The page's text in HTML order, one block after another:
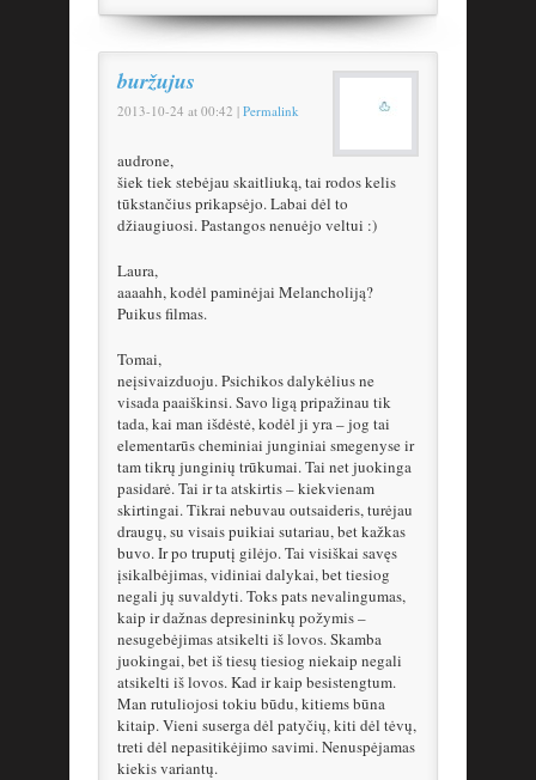
buržujus
2013-10-24 at 00:42 | Permalink
audrone,
šiek tiek stebėjau skaitliuką, tai rodos kelis
tūkstančius prikapsėjo. Labai dėl to
džiaugiuosi. Pastangos nenuėjo veltui :)
Laura,
aaaahh, kodėl paminėjai Melancholiją?
Puikus filmas.
Tomai,
neįsivaizduoju. Psichikos dalykėlius ne
visada paaiškinsi. Savo ligą pripažinau tik
tada, kai man išdėstė, kodėl ji yra – jog tai
elementarūs cheminiai junginiai smegenyse ir
tam tikrų junginių trūkumai. Tai net juokinga
pasidarė. Tai ir ta atskirtis – kiekvienam
skirtingai. Tikrai nebuvau outsaideris, turėjau
draugų, su visais puikiai sutariau, bet kažkas
buvo. Ir po truputį gilėjo. Tai visiškai savęs
įsikalbėjimas, vidiniai dalykai, bet tiesiog
negali jų suvaldyti. Toks pats nevalingumas,
kaip ir dažnas depresininkų požymis –
nesugebėjimas atsikelti iš lovos. Skamba
juokingai, bet iš tiesų tiesiog niekaip negali
atsikelti iš lovos. Kad ir kaip besistengtum.
Man rutuliojosi tokiu būdu, kitiems būna
kitaip. Vieni suserga dėl patyčių, kiti dėl tėvų,
treti dėl nepasitikėjimo savimi. Nenuspėjamas
kiekis variantų.